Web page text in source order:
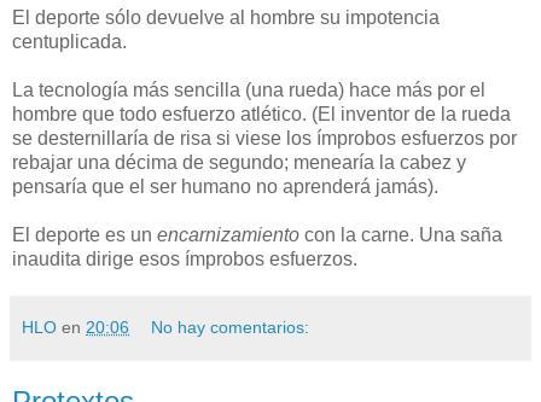
El deporte sólo devuelve al hombre su impotencia
centuplicada.
La tecnología más sencilla (una rueda) hace más por el
hombre que todo esfuerzo atlético. (El inventor de la rueda
se desternillaría de risa si viese los ímprobos esfuerzos por
rebajar una décima de segundo; menearía la cabez y
pensaría que el ser humano no aprenderá jamás).
El deporte es un encarnizamiento con la carne. Una saña
inaudita dirige esos ímprobos esfuerzos.
HLO en 20:06 No hay comentarios: